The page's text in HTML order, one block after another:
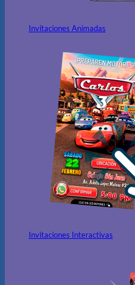
Invitaciones Animadas
Invitaciones Interactivas